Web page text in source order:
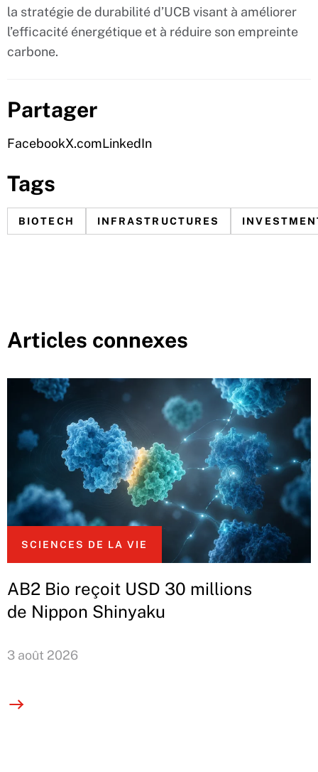
la stratégie de durabilité d’UCB visant à améliorer
l’efficacité énergétique et à réduire son empreinte
carbone.
Partager
FacebookX.comLinkedIn
Tags
BIOTECH INFRASTRUCTURES
Articles connexes
SCIENCES DE LA VIE
AB2 Bio reçoit USD 30 millions
de Nippon Shinyaku
3 août 2026